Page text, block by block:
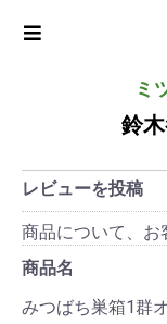
ミ
鈴
レビューを投稿
商品について、お
商品名
みつばち巣箱1群